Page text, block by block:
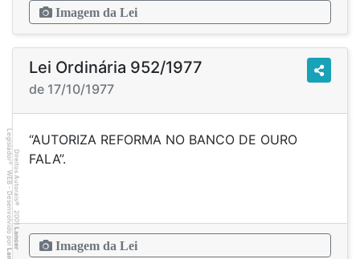
Imagem da Lei
Lei Ordinária 952/1977
de 17/10/1977
“AUTORIZA REFORMA NO BANCO DE OURO
FALA”.
Imagem da Lei
Direitos Autorais
©
2001
Lancer
Legislador
®
WEB - Desenvolvido por